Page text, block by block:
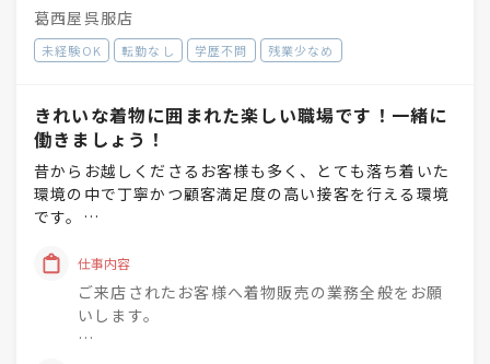
葛西屋呉服店
未経験OK 転勤なし 学歴不問 残業少なめ
きれいな着物に囲まれた楽しい職場です！一緒に
働きましょう！
昔からお越しくださるお客様も多く、とても落ち着いた
環境の中で丁寧かつ顧客満足度の高い接客を行える環境
です。
時間をかけてお客様のご要望をヒアリングいただき最適
な商品をご提案してください。
そのためのフォローはしっかり行います。
仕事内容
ご来店されたお客様へ着物販売の業務全般をお願
いします。